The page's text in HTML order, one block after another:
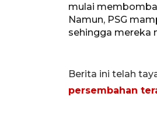
mulai
Namun, PSG
sehingga mereka
Berita ini telah
persembahan